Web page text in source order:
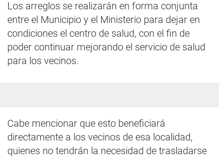
Los arreglos se realizarán en forma conjunta
entre el Municipio y el Ministerio para dejar en
condiciones el centro de salud, con el fin de
poder continuar mejorando el servicio de salud
para los vecinos.
Cabe mencionar que esto beneficiará
directamente a los vecinos de esa localidad,
quienes no tendrán la necesidad de trasladarse